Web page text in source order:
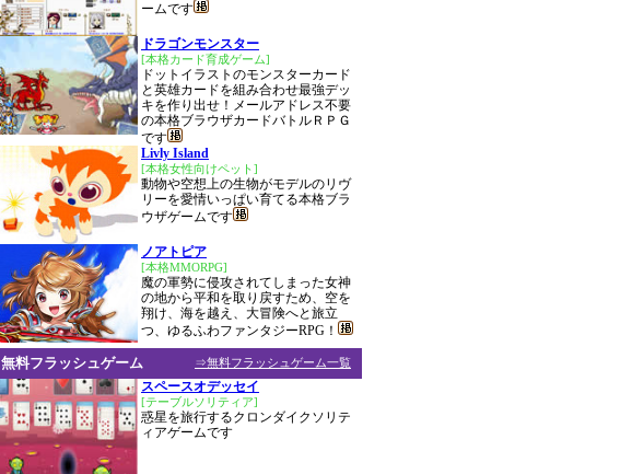
ームです
ドラゴンモンスター
[本格カード育成ゲーム]
ドットイラストのモンスターカード
と英雄カードを組み合わせ最強デッ
キを作り出せ！メールアドレス不要
の本格ブラウザカードバトルＲＰＧ
です
Livly Island
[本格女性向けペット]
動物や空想上の生物がモデルのリヴ
リーを愛情いっぱい育てる本格ブラ
ウザゲームです
ノアトピア
[本格MMORPG]
魔の軍勢に侵攻されてしまった女神
の地から平和を取り戻すため、空を
翔け、海を越え、大冒険へと旅立
つ、ゆるふわファンタジーRPG！
⇒無料フラッシュゲーム一覧
無料フラッシュゲーム
スペースオデッセイ
[テーブルソリティア]
惑星を旅行するクロンダイクソリテ
ィアゲームです